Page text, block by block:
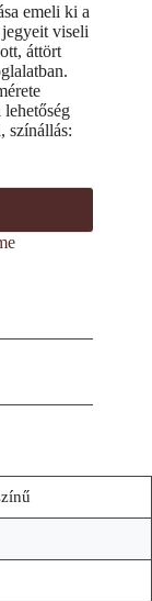
emeli ki a
viseli
áttört
színállás: